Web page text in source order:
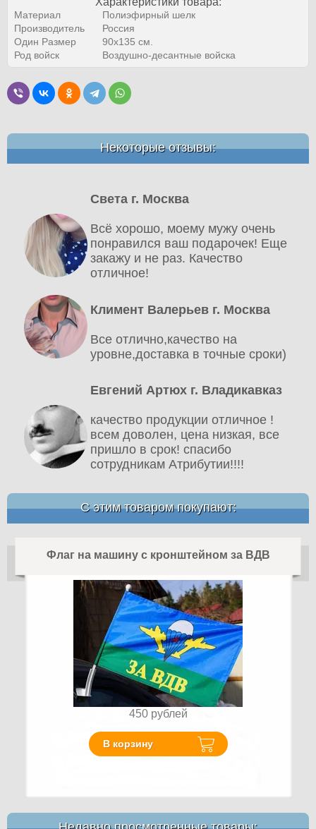
Материал
Полиэфирный шелк
Производитель
Россия
Один Размер
90х135 см.
Род войск
Воздушно-десантные войска
Некоторые отзывы:
Света г. Москва
Всё хорошо, моему мужу очень
понравился ваш подарочек! Еще
закажу и не раз. Качество
отличное!
Климент Валерьев г. Москва
Все отлично,качество на
уровне,доставка в точные сроки)
Евгений Артюх г. Владикавказ
качество продукции отличное !
всем доволен, цена низкая, все
пришло в срок! спасибо
сотрудникам Атрибутии!!!!
С этим товаром покупают:
Флаг на машину с кронштейном за ВДВ
450 рублей
В корзину